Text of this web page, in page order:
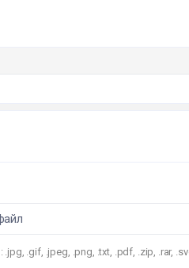
.gif, .jpeg, .png, .txt, .pdf, .zip, .rar,